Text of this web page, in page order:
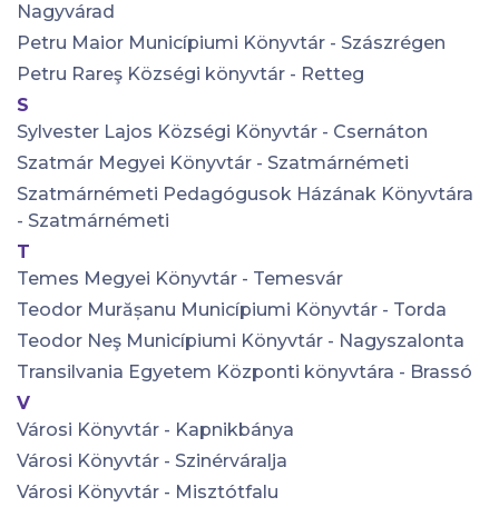
Nagyvárad
Petru Maior Municípiumi Könyvtár - Szászrégen
Petru Rareş Községi könyvtár - Retteg
S
Sylvester Lajos Községi Könyvtár - Csernáton
Szatmár Megyei Könyvtár - Szatmárnémeti
Szatmárnémeti Pedagógusok Házának Könyvtára
- Szatmárnémeti
T
Temes Megyei Könyvtár - Temesvár
Teodor Murășanu Municípiumi Könyvtár - Torda
Teodor Neş Municípiumi Könyvtár - Nagyszalonta
Transilvania Egyetem Központi könyvtára - Brassó
V
Városi Könyvtár - Kapnikbánya
Városi Könyvtár - Szinérváralja
Városi Könyvtár - Misztótfalu